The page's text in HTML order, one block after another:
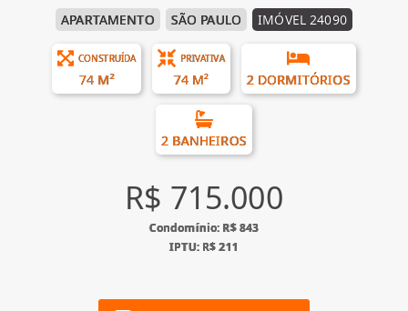
APARTAMENTO SÃO PAULO IMÓVEL 24090
CONSTRUÍDA
74 M²
PRIVATIVA
74 M² 2 DORMITÓRIOS
2 BANHEIROS
R$ 715.000
Condomínio: R$ 843
IPTU: R$ 211